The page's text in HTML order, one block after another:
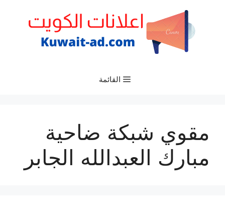
القائمة
مقوي شبكة ضاحية
مبارك العبدالله الجابر